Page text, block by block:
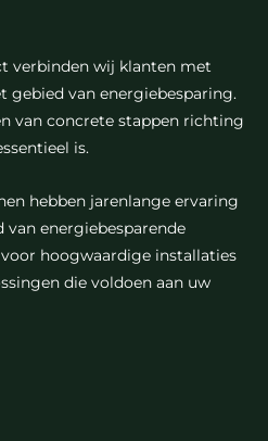
verbinden wij klanten met
gebied van energiebesparing.
van concrete stappen richting
is.
hebben jarenlange ervaring
van energiebesparende
hoogwaardige installaties
die voldoen aan uw